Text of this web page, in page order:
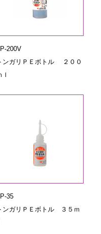
200V
ンガリＰＥボトル ２００
ｌ
35
ンガリＰＥボトル ３５ｍ